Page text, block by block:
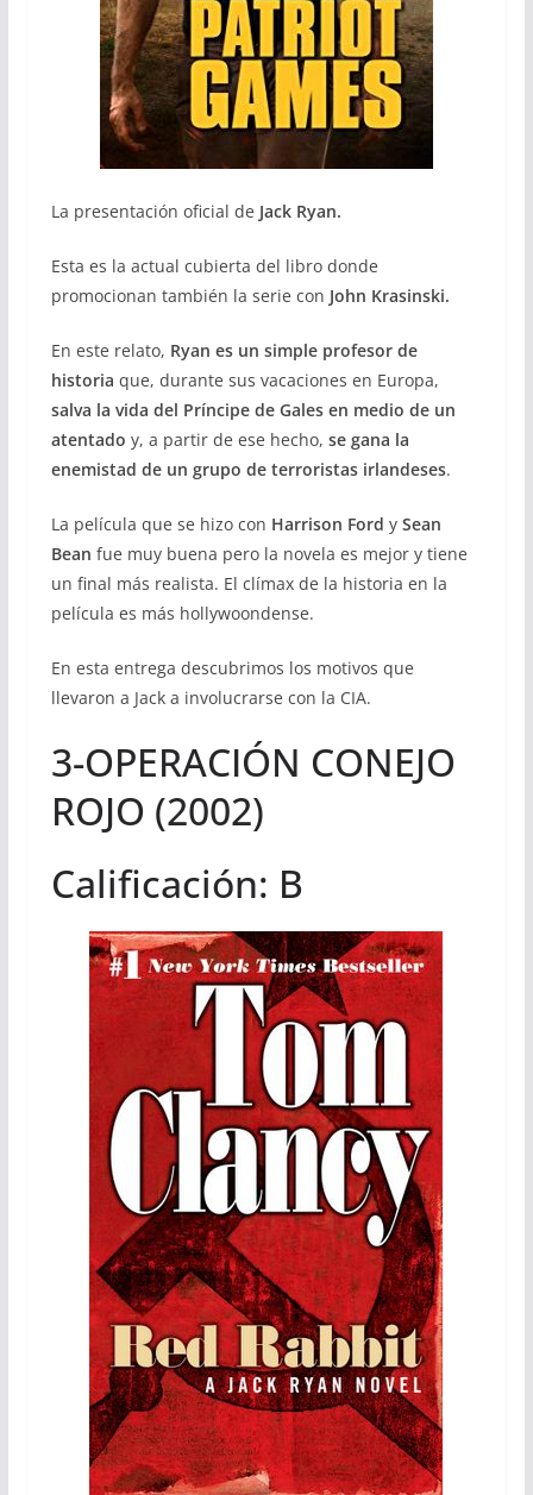
La presentación oficial de Jack Ryan.
Esta es la actual cubierta del libro donde
promocionan también la serie con John Krasinski.
En este relato, Ryan es un simple profesor de
historia que, durante sus vacaciones en Europa,
salva la vida del Príncipe de Gales en medio de un
atentado y, a partir de ese hecho, se gana la
enemistad de un grupo de terroristas irlandeses.
La película que se hizo con Harrison Ford y Sean
Bean fue muy buena pero la novela es mejor y tiene
un final más realista. El clímax de la historia en la
película es más hollywoondense.
En esta entrega descubrimos los motivos que
llevaron a Jack a involucrarse con la CIA.
3-OPERACIÓN CONEJO
ROJO (2002)
Calificación: B